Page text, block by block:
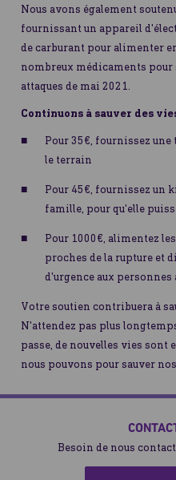
Nous avons également
fournissant un appareil
de carburant pour alimenter
nombreux médicaments
attaques de mai 2021.
Continuons à sauver des
Pour 35€, fournissez
le terrain
Pour 45€, fournissez un
famille, pour qu'elle
Pour 1000€, alimentez
proches de la rupture et
d'urgence aux
Votre soutien contribuera à
N'attendez pas plus
passe, de nouvelles vies sont
nous pouvons pour sauver
Besoin de nous